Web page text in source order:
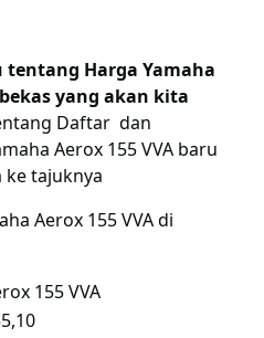
Harga Yamaha
yang akan kita
Daftar dan
Aerox 155 VVA baru
ke tajuknya
Aerox 155 VVA di
155 VVA